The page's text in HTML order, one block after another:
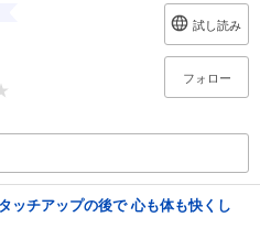
試し読み
フォロー
ッチアップの後で 心も体も快くし